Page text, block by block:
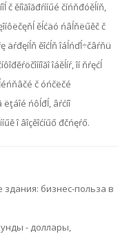
č ěíîăîăđŕííűé číńňđóěĺíň,
ěĺćäó ńâĺňëűěč č
äŕđęíĺň ěîćĺň îáĺńďĺ÷čâŕňü
îáěĺíŕ, îí ňŕęćĺ
č óńčëčé
ëţáîé ńôĺđĺ, âŕćíî
î âîçěîćíűő đčńęŕő.
бизнес-польза в
- доллары,